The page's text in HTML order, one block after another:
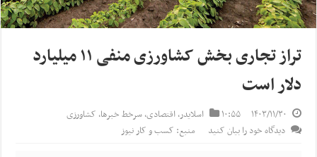
تراز تجاری بخش کشاورزی منفی ۱۱ میلیارد
دلار است
۱۴۰۳/۱۱/۳۰ ۱۰:۵۵ اسلایدر,اقتصادی,سرخط خبرها, کشاورزی
دیدگاه خود را بیان کنید
منبع: کسب و کار نیوز